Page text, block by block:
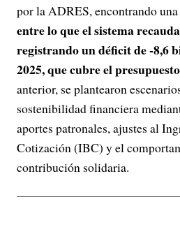
por la ADRES, encontrando una
entre lo que el sistema
registrando un déficit de -8,6
2025, que cubre el
anterior, se plantearon
sostenibilidad financiera
aportes patronales, ajustes al
Cotización (IBC) y el
contribución solidaria.